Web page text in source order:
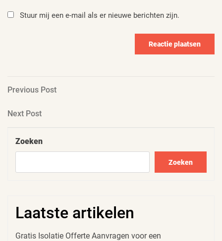
Stuur mij een e-mail als er nieuwe berichten zijn.
Berichtnavigatie
Previous
Previous Post
Next
Next Post
Zoeken
Zoeken
Laatste artikelen
Gratis Isolatie Offerte Aanvragen voor een